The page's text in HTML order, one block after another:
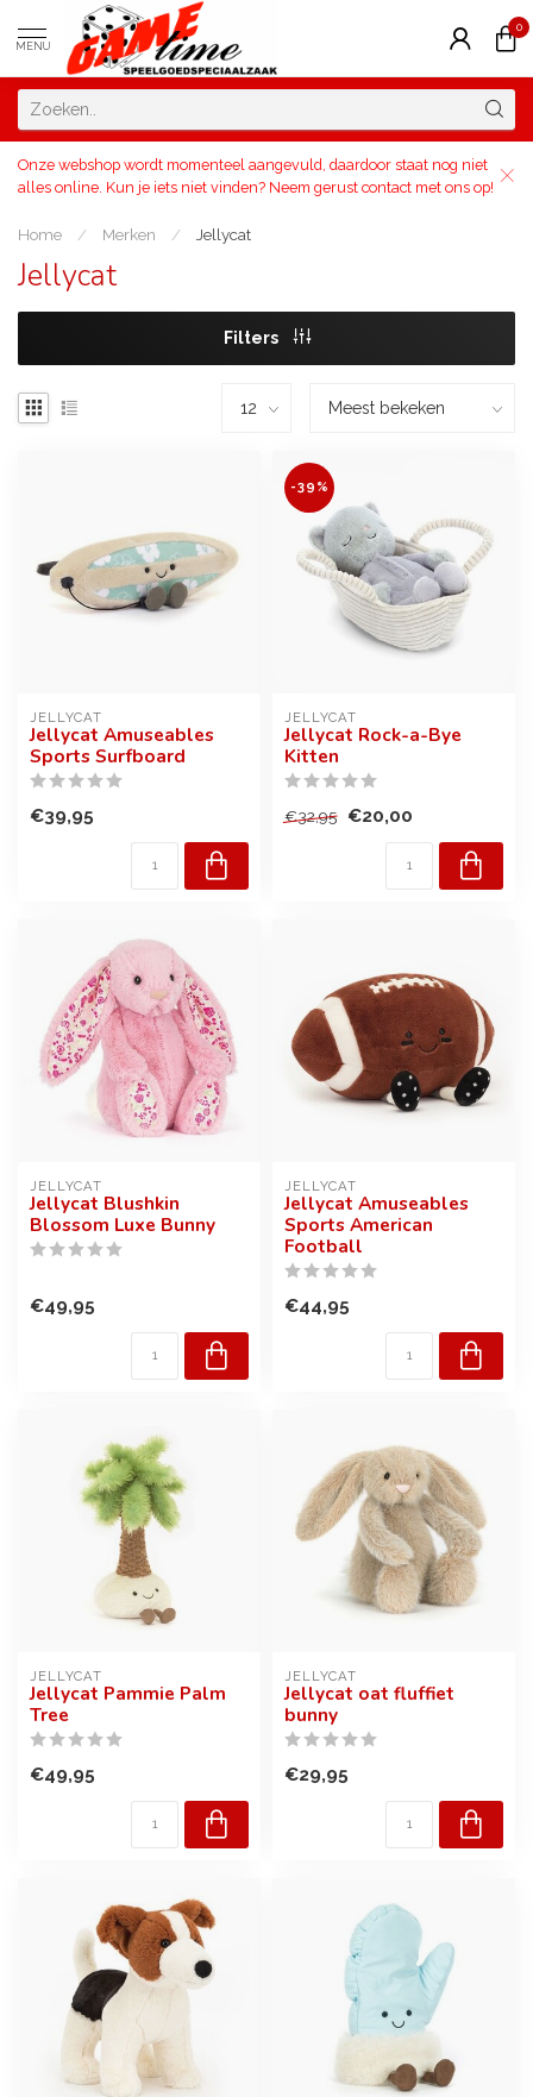
MENU
0
Onze webshop wordt momenteel aangevuld, daardoor staat nog niet
alles online. Kun je iets niet vinden? Neem gerust contact met ons op!
Home / Merken / Jellycat
Jellycat
Filters
JELLYCAT
Jellycat Amuseables
Sports Surfboard
€39,95
-39%
JELLYCAT
Jellycat Rock-a-Bye
Kitten
€32,95 €20,00
JELLYCAT
Jellycat Blushkin
Blossom Luxe Bunny
€49,95
JELLYCAT
Jellycat Amuseables
Sports American
Football
€44,95
JELLYCAT
Jellycat Pammie Palm
Tree
€49,95
JELLYCAT
Jellycat oat fluffiet
bunny
€29,95